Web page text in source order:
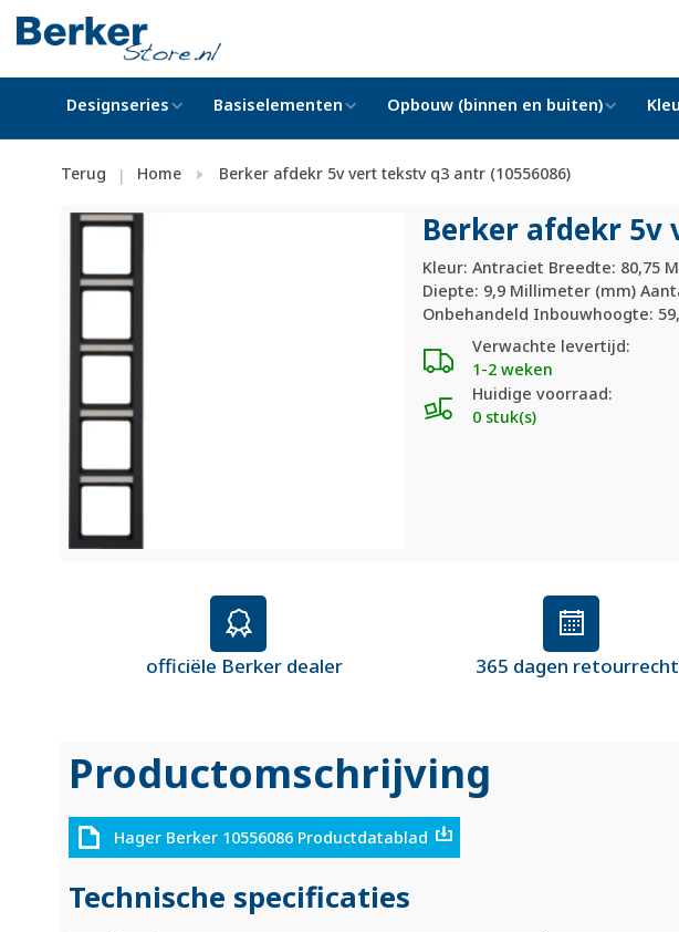
Designseries Basiselementen Opbouw (binnen en buiten)
Terug | Home Berker afdekr 5v vert tekstv q3 antr (10556086)
Berker afdekr 5v
Kleur: Antraciet Breedte: 80,75
Diepte: 9,9 Millimeter (mm)
Onbehandeld Inbouwhoogte:
Verwachte levertijd:
1-2 weken
Huidige voorraad:
0 stuk(s)
officiële Berker dealer 365 dagen retourrecht
Productomschrijving
Hager Berker 10556086 Productdatablad
Technische specificaties